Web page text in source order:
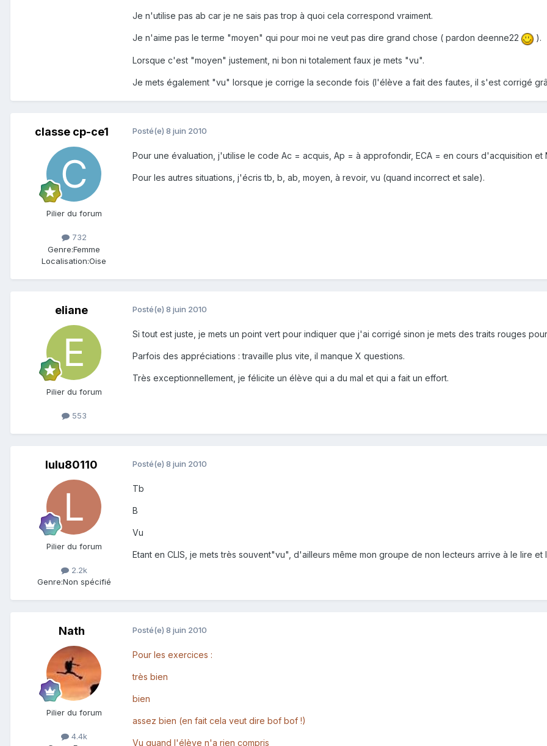
Je n'utilise pas ab car je ne sais pas trop à quoi cela correspond vraiment.
Je n'aime pas le terme "moyen" qui pour moi ne veut pas dire grand chose ( pardon deenne22 ).
Lorsque c'est "moyen" justement, ni bon ni totalement faux je mets "vu".
Je mets également "vu" lorsque je corrige la seconde fois (l'élève a fait des fautes, il s'est corrigé
classe cp-ce1
Pilier du forum
732
Genre:Femme
Localisation:Oise
Posté(e) 8 juin 2010
Pour une évaluation, j'utilise le code Ac = acquis, Ap = à approfondir, ECA = en cours d'acquisition et
Pour les autres situations, j'écris tb, b, ab, moyen, à revoir, vu (quand incorrect et sale).
eliane
Pilier du forum
553
Posté(e) 8 juin 2010
Si tout est juste, je mets un point vert pour indiquer que j'ai corrigé sinon je mets des traits rouges
Parfois des appréciations : travaille plus vite, il manque X questions.
Très exceptionnellement, je félicite un élève qui a du mal et qui a fait un effort.
lulu80110
Pilier du forum
2.2k
Genre:Non spécifié
Posté(e) 8 juin 2010
Tb
B
Vu
Etant en CLIS, je mets très souvent"vu", d'ailleurs même mon groupe de non lecteurs arrive à le lire et
Nath
Pilier du forum
4.4k
Posté(e) 8 juin 2010
Pour les exercices :
très bien
bien
assez bien (en fait cela veut dire bof bof !)
Vu quand l'élève n'a rien compris